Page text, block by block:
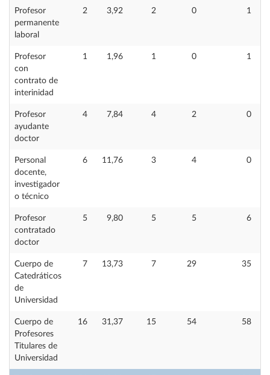
Profesor
permanente
laboral
2 3,92 2 0 1
Profesor
con
contrato de
interinidad
1 1,96 1 0 1
Profesor
ayudante
doctor
4 7,84 4 2 0
Personal
docente,
investigador
o técnico
6 11,76 3 4 0
Profesor
contratado
doctor
5 9,80 5 5 6
Cuerpo de
Catedráticos
de
Universidad
7 13,73 7 29 35
Cuerpo de
Profesores
Titulares de
Universidad
16 31,37 15 54 58